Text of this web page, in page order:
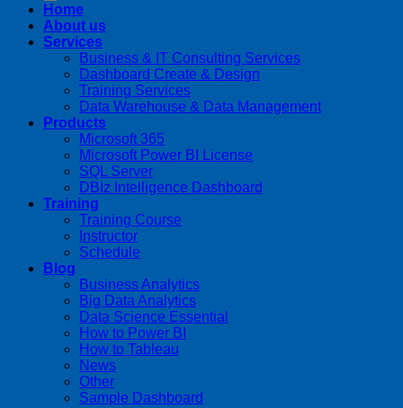
Home
About us
Services
Business & IT Consulting Services
Dashboard Create & Design
Training Services
Data Warehouse & Data Management
Products
Microsoft 365
Microsoft Power BI License
SQL Server
DBIz Intelligence Dashboard
Training
Training Course
Instructor
Schedule
Blog
Business Analytics
Big Data Analytics
Data Science Essential
How to Power BI
How to Tableau
News
Other
Sample Dashboard